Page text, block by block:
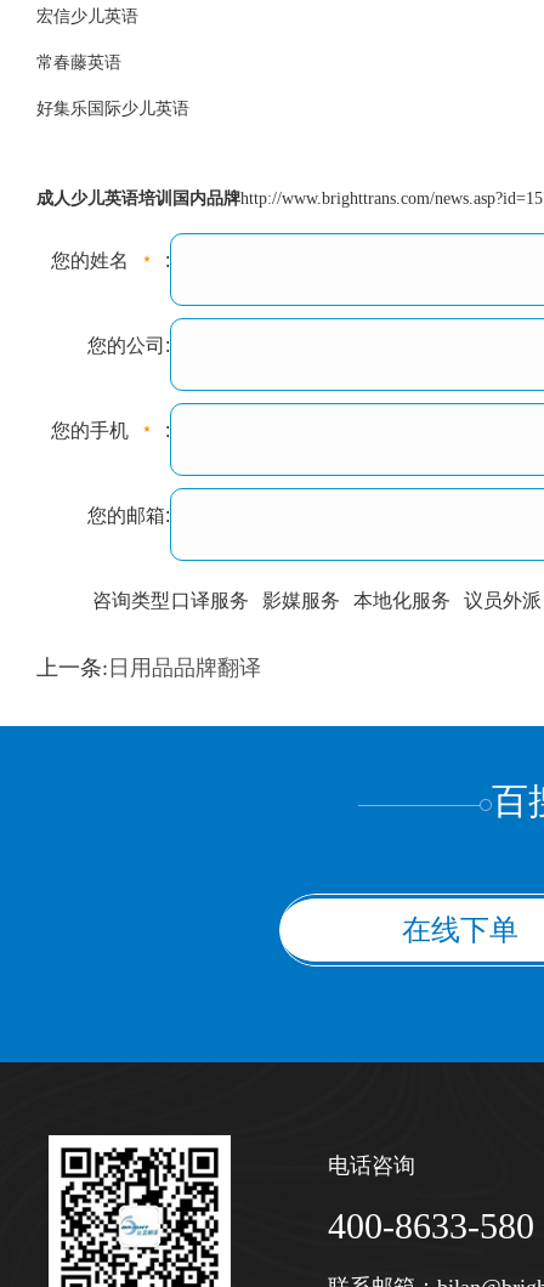
宏信少儿英语
常春藤英语
好集乐国际少儿英语
成人少儿英语培训国内品牌http://www.brighttrans.com/
您的姓名 :
您的公司:
您的手机 :
您的邮箱:
咨询类型口译服务 影媒服务 本地化服务 议员外派
训翻译 标准级
上一条: 日用品品牌翻译
百
在线下单
电话咨询
400-8633-580